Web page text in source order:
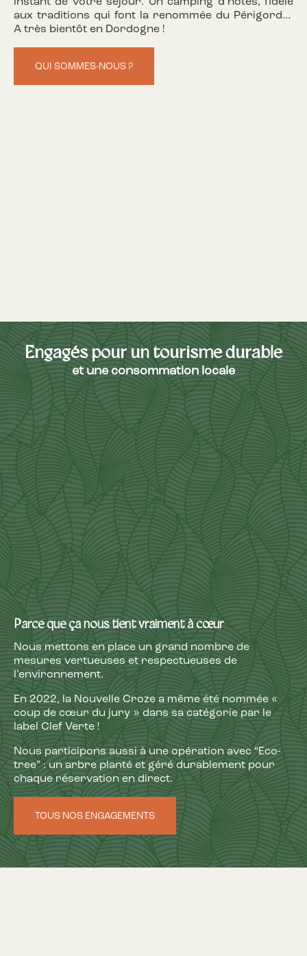
instant de votre séjour. Un camping d’hôtes, fidèle
aux traditions qui font la renommée du Périgord…
A très bientôt en Dordogne !
QUI SOMMES-NOUS ?
Engagés pour un tourisme durable
et une consommation locale
Parce que ça nous tient vraiment à cœur
Nous mettons en place un grand nombre de
mesures vertueuses et respectueuses de
l’environnement.
En 2022, la Nouvelle Croze a même été nommée «
coup de cœur du jury » dans sa catégorie par le
label Clef Verte !
Nous participons aussi à une opération avec “Eco-
tree” : un arbre planté et géré durablement pour
chaque réservation en direct.
TOUS NOS ENGAGEMENTS